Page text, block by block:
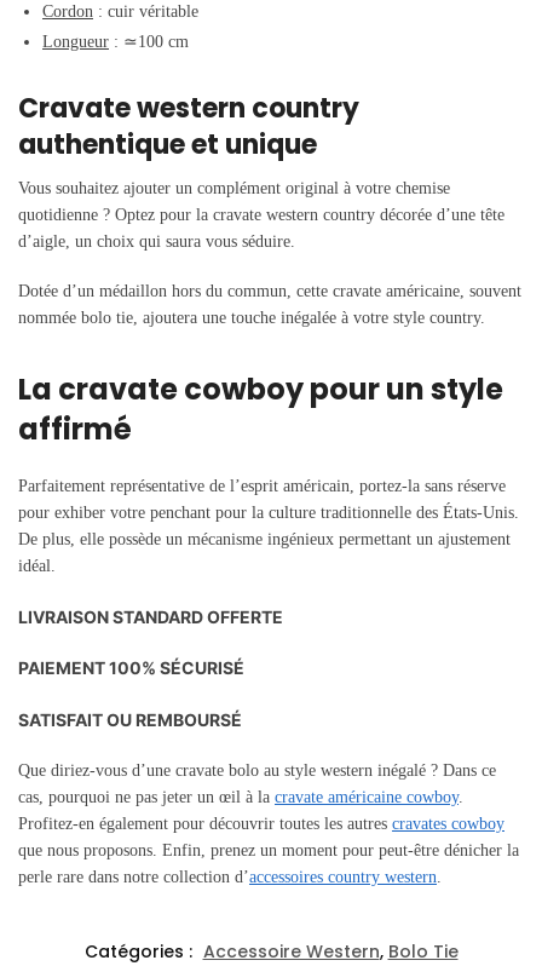
Cordon : cuir véritable
Longueur : ≃100 cm
Cravate western country
authentique et unique
Vous souhaitez ajouter un complément original à votre chemise
quotidienne ? Optez pour la cravate western country décorée d’une tête
d’aigle, un choix qui saura vous séduire.
Dotée d’un médaillon hors du commun, cette cravate américaine, souvent
nommée bolo tie, ajoutera une touche inégalée à votre style country.
La cravate cowboy pour un style
affirmé
Parfaitement représentative de l’esprit américain, portez-la sans réserve
pour exhiber votre penchant pour la culture traditionnelle des États-Unis.
De plus, elle possède un mécanisme ingénieux permettant un ajustement
idéal.
LIVRAISON STANDARD OFFERTE
PAIEMENT 100% SÉCURISÉ
SATISFAIT OU REMBOURSÉ
Que diriez-vous d’une cravate bolo au style western inégalé ? Dans ce
cas, pourquoi ne pas jeter un œil à la cravate américaine cowboy.
Profitez-en également pour découvrir toutes les autres cravates cowboy
que nous proposons. Enfin, prenez un moment pour peut-être dénicher la
perle rare dans notre collection d’accessoires country western
Catégories : Accessoire Western, Bolo Tie